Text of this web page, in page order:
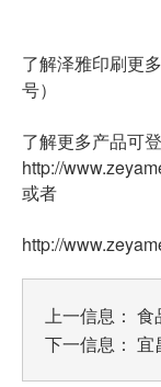
了解泽雅印刷更
号）
了解更多产品可登
http://
或者
http://
上一信息： 食
下一信息： 宜